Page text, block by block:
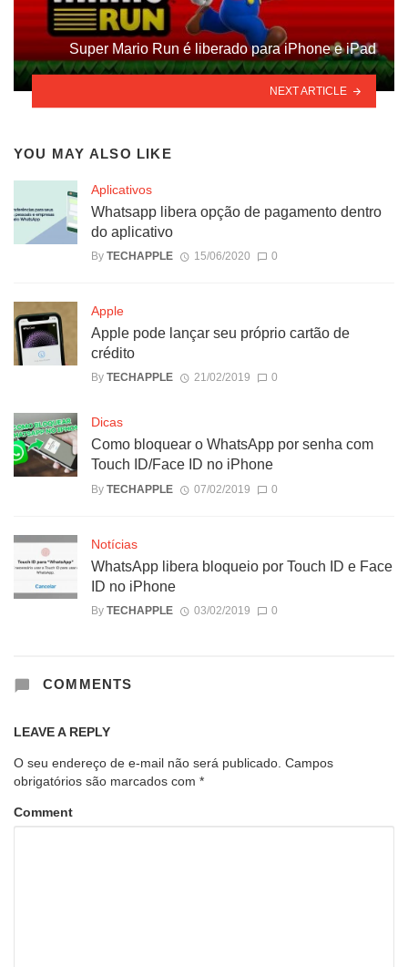
Super Mario Run é liberado para iPhone e iPad
NEXT ARTICLE
YOU MAY ALSO LIKE
Aplicativos
Whatsapp libera opção de pagamento dentro
do aplicativo
By TECHAPPLE 15/06/2020 0
Apple
Apple pode lançar seu próprio cartão de
crédito
By TECHAPPLE 21/02/2019 0
Dicas
Como bloquear o WhatsApp por senha com
Touch ID/Face ID no iPhone
By TECHAPPLE 07/02/2019 0
Notícias
WhatsApp libera bloqueio por Touch ID e Face
ID no iPhone
By TECHAPPLE 03/02/2019 0
COMMENTS
LEAVE A REPLY
O seu endereço de e-mail não será publicado. Campos
obrigatórios são marcados com *
Comment